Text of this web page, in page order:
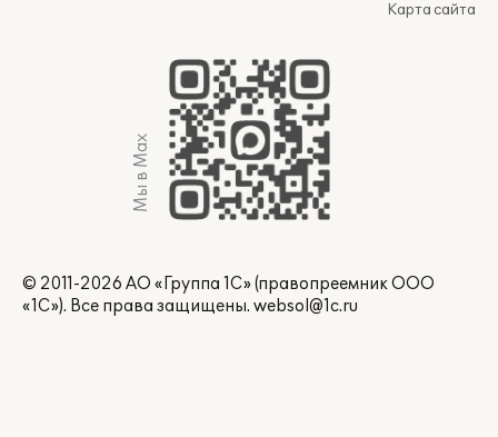
Карта сайта
Мы в Max
© 2011-2026 АО «Группа 1С» (правопреемник ООО
«1С»). Все права защищены. websol@1c.ru